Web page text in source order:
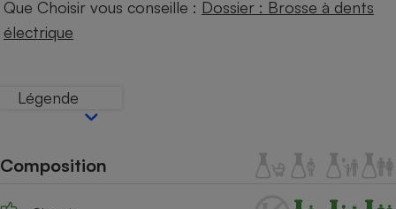
Que Choisir vous conseille : Dossier : Brosse à dents
électrique
Légende
Composition
Téléphone mobile -
Smartphone